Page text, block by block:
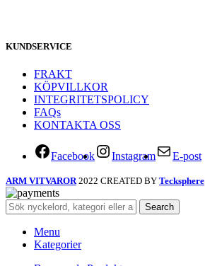
KUNDSERVICE
FRAKT
KÖPVILLKOR
INTEGRITETSPOLICY
FAQs
KONTAKTA OSS
Facebook Instagram E-post
ARM VITVAROR 2022 CREATED BY Tecksphere
Search
Menu
Kategorier